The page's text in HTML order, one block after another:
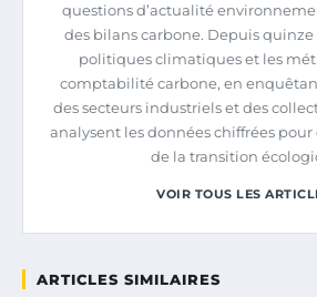
questions d’actualité
des bilans carbone. Depuis quinze
politiques climatiques et les
comptabilité carbone, en
des secteurs industriels et des
analysent les données chiffrées
de la transition
VOIR TOUS LES
ARTICLES SIMILAIRES